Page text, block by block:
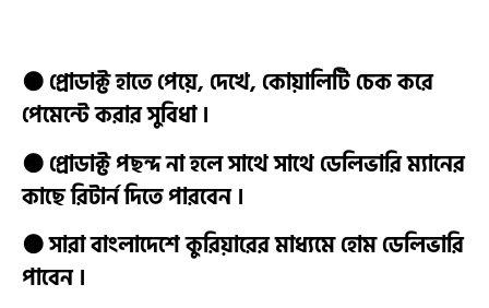
🟠 প্রোডাক্ট হাতে পেয়ে, দেখে, কোয়ালিটি চেক করে
পেমেন্টে করার সুবিধা ।
🟠 প্রোডাক্ট পছন্দ না হলে সাথে সাথে ডেলিভারি ম্যানের
কাছে রিটার্ন দিতে পারবেন ।
🟠 সারা বাংলাদেশে কুরিয়ারের মাধ্যমে হোম ডেলিভারি
পাবেন ।